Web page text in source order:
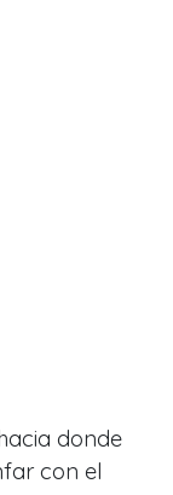
donde
con el